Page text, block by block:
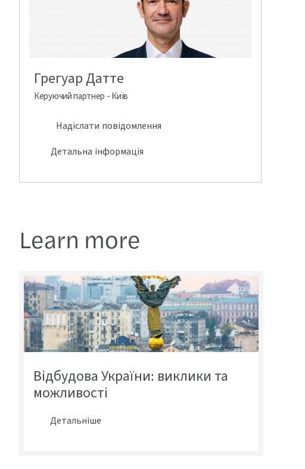
Грегуар Датте
Керуючий партнер - Київ
Надіслати повідомлення
Детальна інформація
Learn more
Відбудова України: виклики та
можливості
Детальніше